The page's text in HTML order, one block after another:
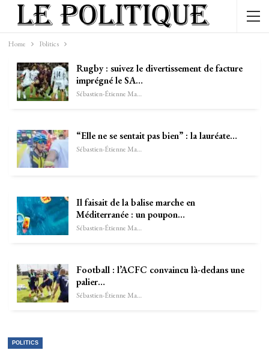
Home Politics
Rugby : suivez le divertissement de facture
imprégné le SA…
Sébastien-Étienne Marechal
“Elle ne se sentait pas bien” : la lauréate…
Sébastien-Étienne Marechal
Il faisait de la balise marche en
Méditerranée : un poupon…
Sébastien-Étienne Marechal
Football : l’ACFC convaincu là-dedans une
palier…
Sébastien-Étienne Marechal
POLITICS